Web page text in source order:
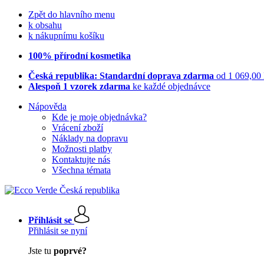
Zpět do hlavního menu
k obsahu
k nákupnímu košíku
100% přírodní kosmetika
Česká republika: Standardní doprava zdarma od 1 069,00
Alespoň 1 vzorek zdarma ke každé objednávce
Nápověda
Kde je moje objednávka?
Vrácení zboží
Náklady na dopravu
Možnosti platby
Kontaktujte nás
Všechna témata
Přihlásit se
Přihlásit se nyní
Jste tu poprvé?